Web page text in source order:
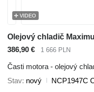
VIDEO
386,90 € 1 666 PLN
Časti motora - olejový
Stav nový
NCP1947C